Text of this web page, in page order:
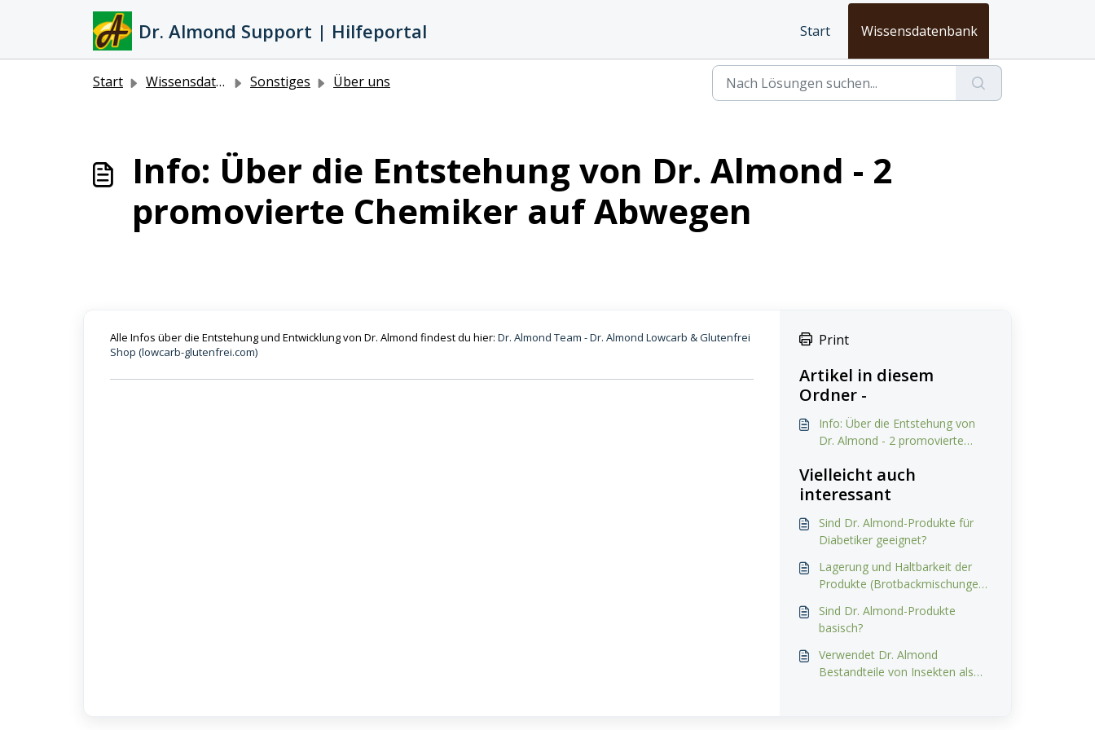
Zum hauptsächlichen Inhalt gehen
Dr. Almond Support | Hilfeportal Start Wissensdatenbank
Start Wissensdatenbank Sonstiges Über uns
Info: Über die Entstehung von Dr. Almond - 2
promovierte Chemiker auf Abwegen
Alle Infos über die Entstehung und Entwicklung von Dr. Almond findest du hier: Dr. Almond Team - Dr. Almond Lowcarb & Glutenfrei
Shop (lowcarb-glutenfrei.com)
Print
Artikel in diesem
Ordner -
Info: Über die Entstehung von
Dr. Almond - 2 promovierte
Vielleicht auch
interessant
Sind Dr. Almond-Produkte für
Diabetiker geeignet?
Lagerung und Haltbarkeit der
Produkte (Brotbackmischungen
Sind Dr. Almond-Produkte
basisch?
Verwendet Dr. Almond
Bestandteile von Insekten als